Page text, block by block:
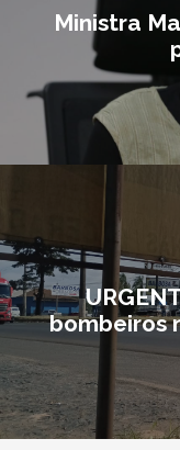
Ministra
bombeiros